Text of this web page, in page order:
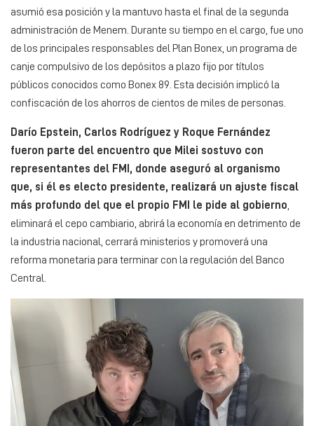
asumió esa posición y la mantuvo hasta el final de la segunda
administración de Menem. Durante su tiempo en el cargo, fue uno
de los principales responsables del Plan Bonex, un programa de
canje compulsivo de los depósitos a plazo fijo por títulos
públicos conocidos como Bonex 89. Esta decisión implicó la
confiscación de los ahorros de cientos de miles de personas.
Darío Epstein, Carlos Rodríguez y Roque Fernández
fueron parte del encuentro que Milei sostuvo con
representantes del FMI, donde aseguró al organismo
que, si él es electo presidente, realizará un ajuste fiscal
más profundo del que el propio FMI le pide al gobierno
eliminará el cepo cambiario, abrirá la economía en detrimento de
la industria nacional, cerrará ministerios y promoverá una
reforma monetaria para terminar con la regulación del Banco
Central.